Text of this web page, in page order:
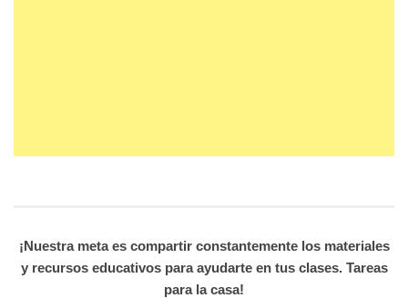
¡Nuestra meta es compartir constantemente los materiales
y recursos educativos para ayudarte en tus clases. Tareas
para la casa!